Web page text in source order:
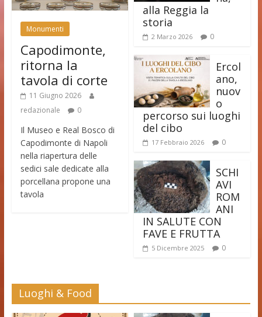
Monumenti
Capodimonte,
ritorna la
tavola di corte
11 Giugno 2026
redazionale
0
Il Museo e Real Bosco di
Capodimonte di Napoli
nella riapertura delle
sedici sale dedicate alla
porcellana propone una
tavola
alla Reggia la
storia
2 Marzo 2026 0
Ercol
ano,
nuov
o
percorso sui luoghi
del cibo
17 Febbraio 2026 0
SCHI
AVI
ROM
ANI
IN SALUTE CON
FAVE E FRUTTA
5 Dicembre 2025 0
Luoghi & Food